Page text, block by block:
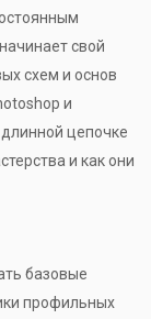
свой
схем и основ
и
длинной цепочке
и как они
базовые
профильных